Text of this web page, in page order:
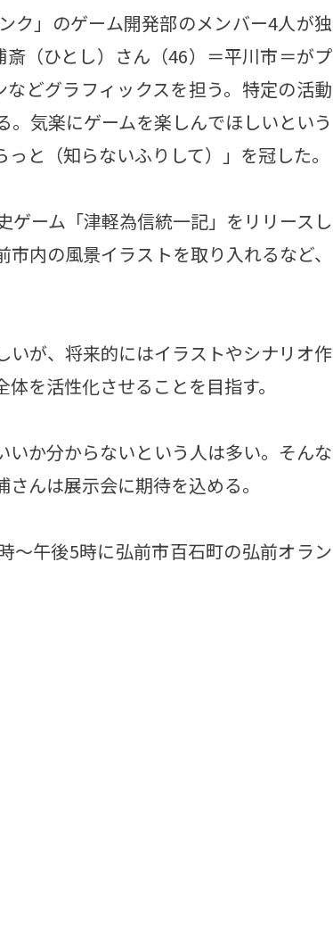
ク」のゲーム開発部のメンバー4人が独
（ひとし）さん（46）＝平川市＝がプ
どグラフィックスを担う。特定の活動
気楽にゲームを楽しんでほしいという
と（知らないふりして）」を冠した。
ーム「津軽為信統一記」をリリースし
内の風景イラストを取り入れるなど、
が、将来的にはイラストやシナリオ作
を活性化させることを目指す。
か分からないという人は多い。そんな
んは展示会に期待を込める。
～午後5時に弘前市百石町の弘前オラン